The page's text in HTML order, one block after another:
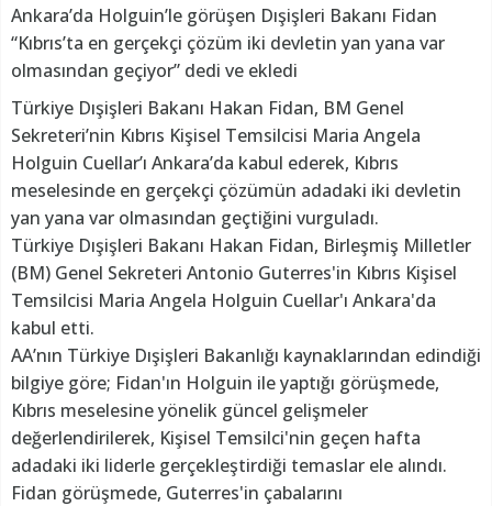
Ankara’da Holguin’le görüşen Dışişleri Bakanı Fidan
“Kıbrıs’ta en gerçekçi çözüm iki devletin yan yana var
olmasından geçiyor” dedi ve ekledi
Türkiye Dışişleri Bakanı Hakan Fidan, BM Genel
Sekreteri’nin Kıbrıs Kişisel Temsilcisi Maria Angela
Holguin Cuellar’ı Ankara’da kabul ederek, Kıbrıs
meselesinde en gerçekçi çözümün adadaki iki devletin
yan yana var olmasından geçtiğini vurguladı.
Türkiye Dışişleri Bakanı Hakan Fidan, Birleşmiş Milletler
(BM) Genel Sekreteri Antonio Guterres'in Kıbrıs Kişisel
Temsilcisi Maria Angela Holguin Cuellar'ı Ankara'da
kabul etti.
AA’nın Türkiye Dışişleri Bakanlığı kaynaklarından edindiği
bilgiye göre; Fidan'ın Holguin ile yaptığı görüşmede,
Kıbrıs meselesine yönelik güncel gelişmeler
değerlendirilerek, Kişisel Temsilci'nin geçen hafta
adadaki iki liderle gerçekleştirdiği temaslar ele alındı.
Fidan görüşmede, Guterres'in çabalarını